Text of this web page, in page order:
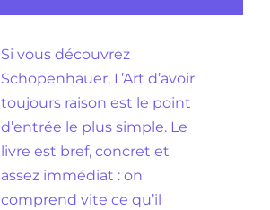
Si vous découvrez
Schopenhauer, L’Art d’avoir
toujours raison est le point
d’entrée le plus simple. Le
livre est bref, concret et
assez immédiat : on
comprend vite ce qu’il